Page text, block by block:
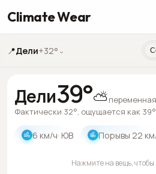
Climate Wear
📍Дели+32° ⌄
Дели39°⛅
Фактически 32°, ощущается как 39°
6 км/ч· ЮВ Порывы 22
Нажмите на вещь, чтобы